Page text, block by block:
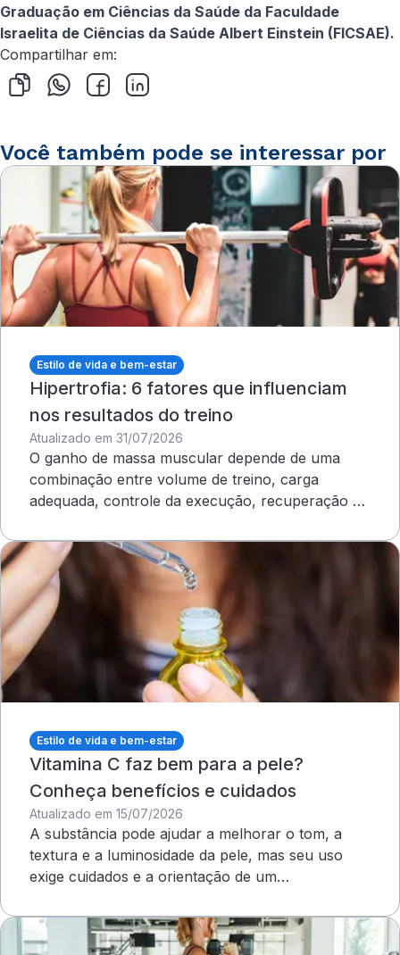
Graduação em Ciências da Saúde da Faculdade
Israelita de Ciências da Saúde Albert Einstein (FICSAE).
Compartilhar em:
Você também pode se interessar por
Estilo de vida e bem-estar
Hipertrofia: 6 fatores que influenciam
nos resultados do treino
Atualizado em 31/07/2026
O ganho de massa muscular depende de uma
combinação entre volume de treino, carga
adequada, controle da execução, recuperação e
Estilo de vida e bem-estar
Vitamina C faz bem para a pele?
Conheça benefícios e cuidados
Atualizado em 15/07/2026
A substância pode ajudar a melhorar o tom, a
textura e a luminosidade da pele, mas seu uso
exige cuidados e a orientação de um